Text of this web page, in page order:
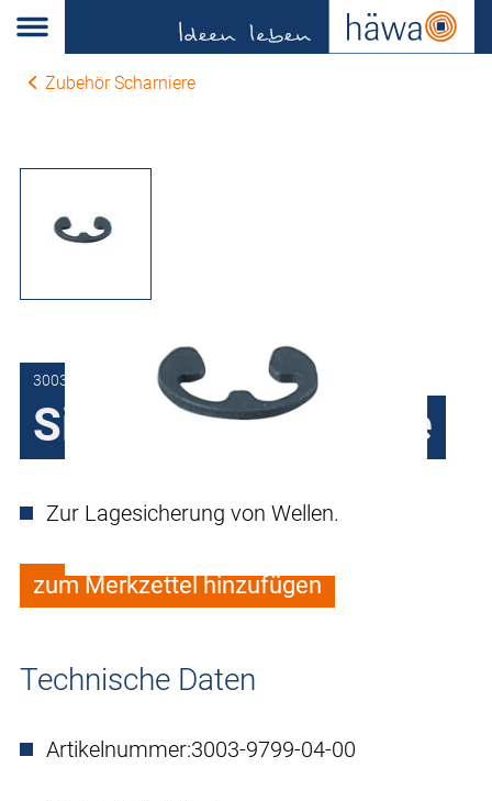
Zubehör Scharniere
3003-9799-04-00
Sicherungsscheibe
Zur Lagesicherung von Wellen.
zum Merkzettel hinzufügen
Technische Daten
Artikelnummer:3003-9799-04-00